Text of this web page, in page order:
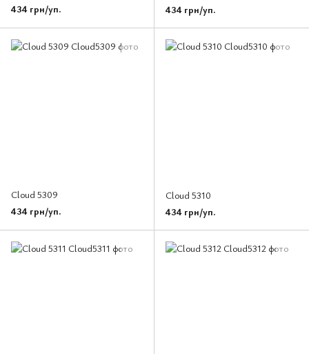
434 грн/уп.
434 грн/уп.
Cloud 5309
434 грн/уп.
Cloud 5310
434 грн/уп.